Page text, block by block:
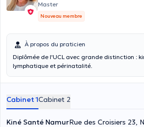
Master
Nouveau membre
À propos du praticien
Diplômée de l'UCL avec grande distinction :
lymphatique et périnatalité.
Cabinet 1Cabinet 2
Kiné Santé NamurRue des Croisiers 23,